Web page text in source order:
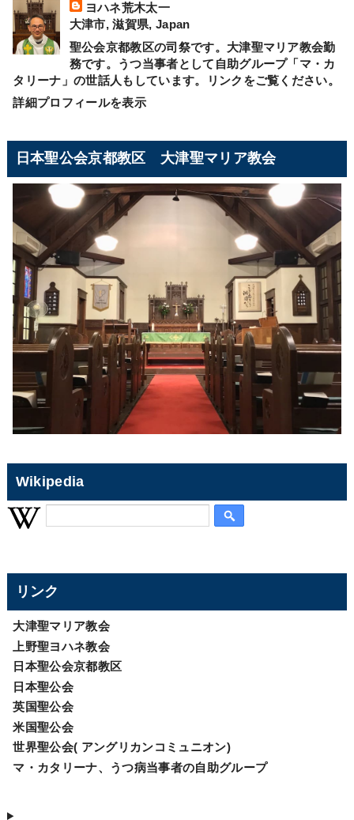
ヨハネ荒木太一
大津市, 滋賀県, Japan
聖公会京都教区の司祭です。大津聖マリア教会勤
務です。うつ当事者として自助グループ「マ・カ
タリーナ」の世話人もしています。リンクをご覧ください。
詳細プロフィールを表示
日本聖公会京都教区 大津聖マリア教会
Wikipedia
リンク
大津聖マリア教会
上野聖ヨハネ教会
日本聖公会京都教区
日本聖公会
英国聖公会
米国聖公会
世界聖公会( アングリカンコミュニオン)
マ・カタリーナ、うつ病当事者の自助グループ